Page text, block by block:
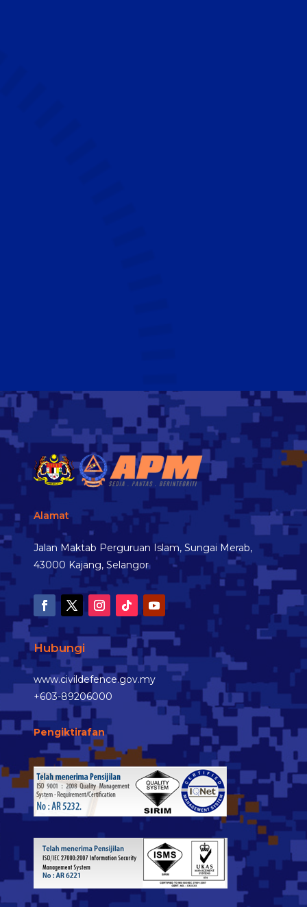
Alamat
Jalan Maktab Perguruan Islam, Sungai Merab,
43000 Kajang, Selangor
Hubungi
www.civildefence.gov.my
+603-89206000
Pengiktirafan